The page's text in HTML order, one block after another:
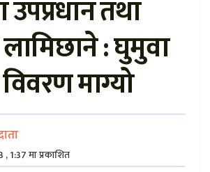
तथा
लामिछाने : घुमुवा
माग्यो
1:37 मा प्रकाशित